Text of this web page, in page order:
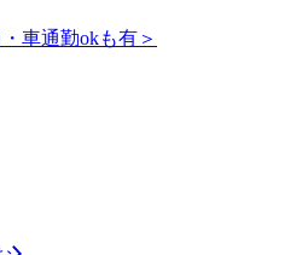
車通勤okも有＞